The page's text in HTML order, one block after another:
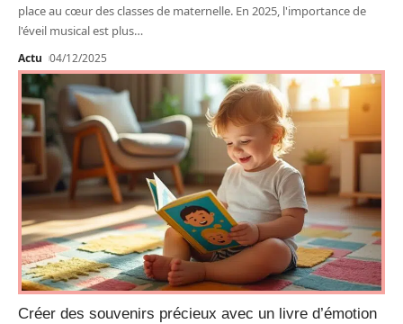
place au cœur des classes de maternelle. En 2025, l'importance de
l'éveil musical est plus…
Actu 04/12/2025
Créer des souvenirs précieux avec un livre d’émotion